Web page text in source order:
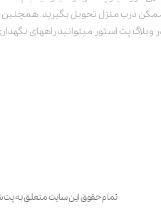
درب منزل تحویل بگیرید. همچنین
وبلاگ پت استور میتوانید راههای
تمام حقوق این سایت متعلق به پت